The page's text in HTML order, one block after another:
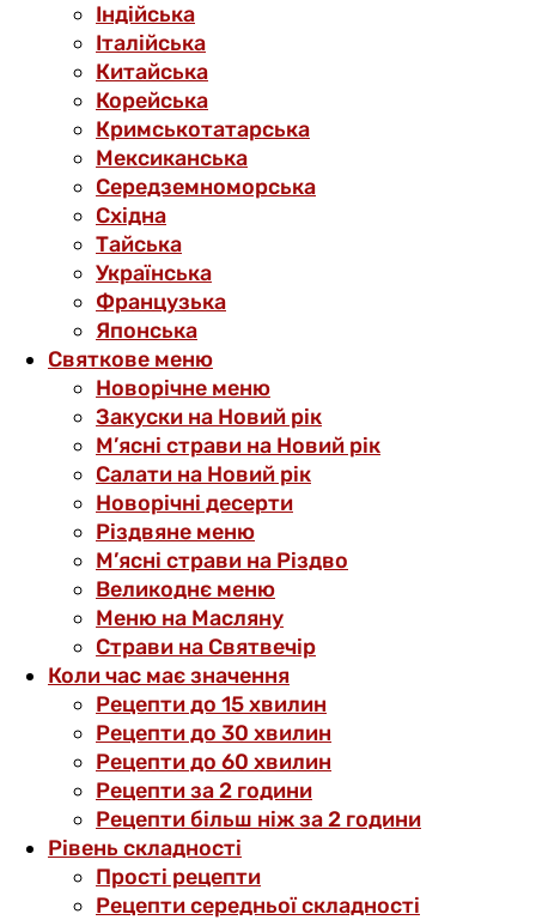
Індійська
Італійська
Китайська
Корейська
Кримськотатарська
Мексиканська
Середземноморська
Східна
Тайська
Українська
Французька
Японська
Святкове меню
Новорічне меню
Закуски на Новий рік
М’ясні страви на Новий рік
Салати на Новий рік
Новорічні десерти
Різдвяне меню
М’ясні страви на Різдво
Великоднє меню
Меню на Масляну
Страви на Святвечір
Коли час має значення
Рецепти до 15 хвилин
Рецепти до 30 хвилин
Рецепти до 60 хвилин
Рецепти за 2 години
Рецепти більш ніж за 2 години
Рівень складності
Прості рецепти
Рецепти середньої складності